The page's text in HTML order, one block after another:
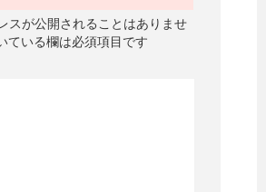
スが公開されることはありませ
ている欄は必須項目です